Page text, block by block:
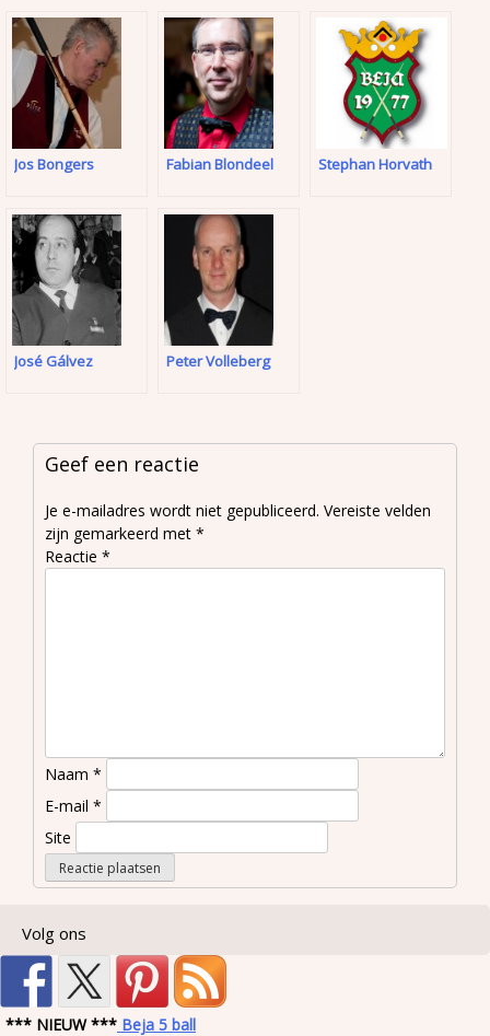
Jos Bongers Fabian Blondeel Stephan Horvath
José Gálvez Peter Volleberg
Geef een reactie
Je e-mailadres wordt niet gepubliceerd. Vereiste velden
zijn gemarkeerd met *
Reactie *
Naam *
E-mail *
Site
Volg ons
*** NIEUW *** Beja 5 ball